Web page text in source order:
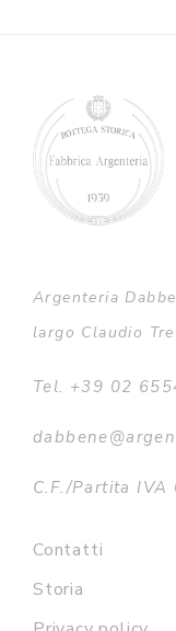
Argenteria
largo Claudio
Tel. +39 02
C.F./Partita
Contatti
Storia